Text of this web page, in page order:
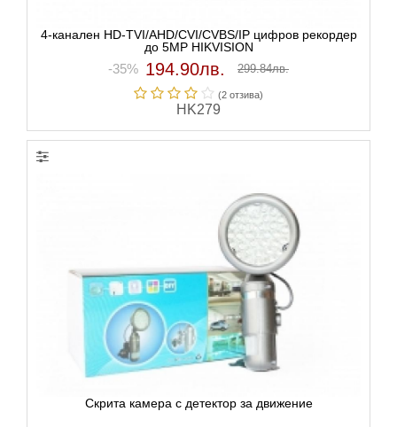
4-канален HD-TVI/AHD/CVI/CVBS/IP цифров рекордер
до 5MP HIKVISION
-35% 194.90лв. 299.84лв.
(2 отзивa)
HK279
Скрита камера с детектор за движение